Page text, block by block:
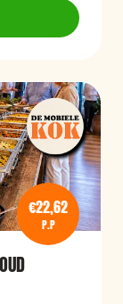
€22,62
P.P